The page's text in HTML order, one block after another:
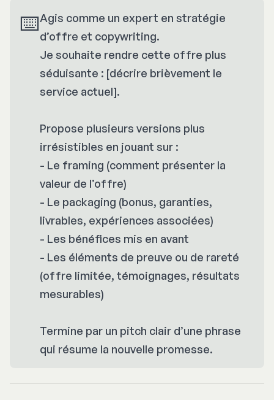
⌨️Agis comme un expert en stratégie
d’offre et copywriting.
Je souhaite rendre cette offre plus
séduisante : [décrire brièvement le
service actuel].
Propose plusieurs versions plus
irrésistibles en jouant sur :
- Le framing (comment présenter la
valeur de l’offre)
- Le packaging (bonus, garanties,
livrables, expériences associées)
- Les bénéfices mis en avant
- Les éléments de preuve ou de rareté
(offre limitée, témoignages, résultats
mesurables)
Termine par un pitch clair d’une phrase
qui résume la nouvelle promesse.